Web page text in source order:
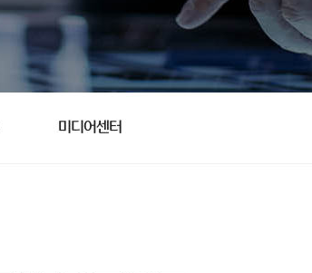
미디어센터